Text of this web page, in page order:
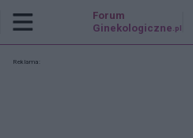
Forum
Ginekologiczne .pl
Reklama: